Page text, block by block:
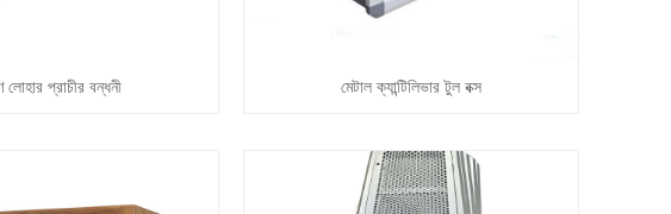
প্রাচীর বন্ধনী মেটাল ক্যান্টিলিভার টুল বক্স